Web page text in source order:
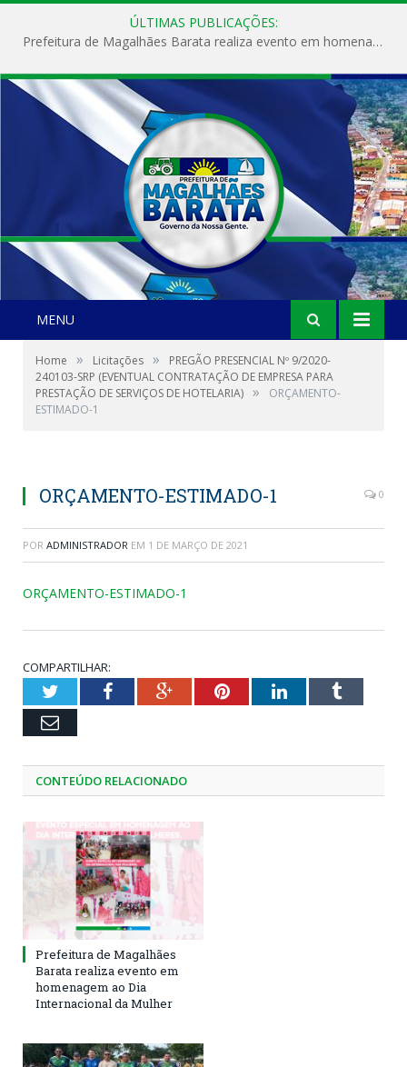
ÚLTIMAS PUBLICAÇÕES:
Prefeitura de Magalhães Barata realiza evento em homenagem ao Dia Internacional da Mulher
MENU
Home » Licitações »
PREGÃO PRESENCIAL Nº 9/2020-
240103-SRP (EVENTUAL CONTRATAÇÃO DE EMPRESA PARA
PRESTAÇÃO DE SERVIÇOS DE HOTELARIA) »
ORÇAMENTO-
ESTIMADO-1
ORÇAMENTO-ESTIMADO-1 0
POR ADMINISTRADOR EM 1 DE MARÇO DE 2021
ORÇAMENTO-ESTIMADO-1
COMPARTILHAR:
TwitterFacebookGoogle+PinterestLinkedInTumblr
Email
CONTEÚDO RELACIONADO
Prefeitura de Magalhães
Barata realiza evento em
homenagem ao Dia
Internacional da Mulher